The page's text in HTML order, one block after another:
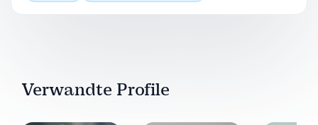
Verwandte Profile